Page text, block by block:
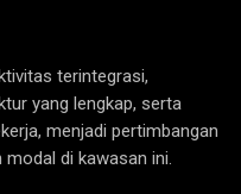
terintegrasi,
yang lengkap, serta
menjadi pertimbangan
di kawasan ini.